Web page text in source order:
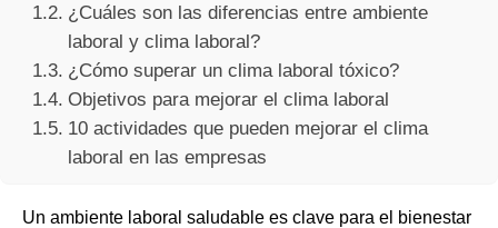
¿Cuáles son las diferencias entre ambiente
laboral y clima laboral?
¿Cómo superar un clima laboral tóxico?
Objetivos para mejorar el clima laboral
10 actividades que pueden mejorar el clima
laboral en las empresas
Un ambiente laboral saludable es clave para el bienestar